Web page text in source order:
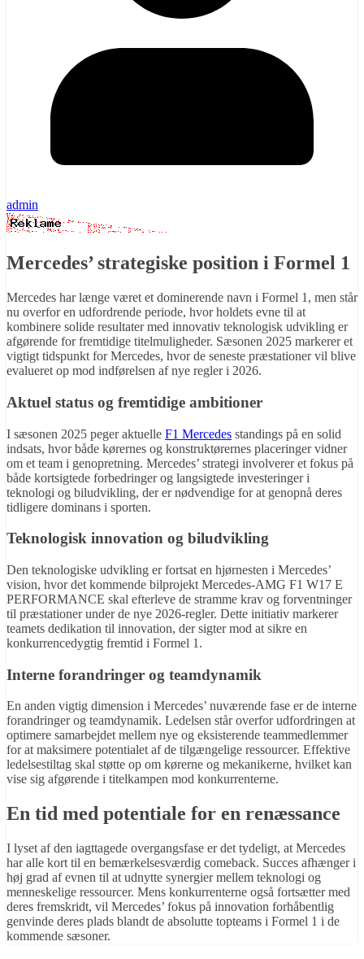
admin
Mercedes’ strategiske position i Formel 1
Mercedes har længe været et dominerende navn i Formel 1, men står
nu overfor en udfordrende periode, hvor holdets evne til at
kombinere solide resultater med innovativ teknologisk udvikling er
afgørende for fremtidige titelmuligheder. Sæsonen 2025 markerer et
vigtigt tidspunkt for Mercedes, hvor de seneste præstationer vil blive
evalueret op mod indførelsen af nye regler i 2026.
Aktuel status og fremtidige ambitioner
I sæsonen 2025 peger aktuelle F1 Mercedes standings på en solid
indsats, hvor både kørernes og konstruktørernes placeringer vidner
om et team i genopretning. Mercedes’ strategi involverer et fokus på
både kortsigtede forbedringer og langsigtede investeringer i
teknologi og biludvikling, der er nødvendige for at genopnå deres
tidligere dominans i sporten.
Teknologisk innovation og biludvikling
Den teknologiske udvikling er fortsat en hjørnesten i Mercedes’
vision, hvor det kommende bilprojekt Mercedes-AMG F1 W17 E
PERFORMANCE skal efterleve de stramme krav og forventninger
til præstationer under de nye 2026-regler. Dette initiativ markerer
teamets dedikation til innovation, der sigter mod at sikre en
konkurrencedygtig fremtid i Formel 1.
Interne forandringer og teamdynamik
En anden vigtig dimension i Mercedes’ nuværende fase er de interne
forandringer og teamdynamik. Ledelsen står overfor udfordringen at
optimere samarbejdet mellem nye og eksisterende teammedlemmer
for at maksimere potentialet af de tilgængelige ressourcer. Effektive
ledelsestiltag skal støtte op om kørerne og mekanikerne, hvilket kan
vise sig afgørende i titelkampen mod konkurrenterne.
En tid med potentiale for en renæssance
I lyset af den iagttagede overgangsfase er det tydeligt, at Mercedes
har alle kort til en bemærkelsesværdig comeback. Succes afhænger i
høj grad af evnen til at udnytte synergier mellem teknologi og
menneskelige ressourcer. Mens konkurrenterne også fortsætter med
deres fremskridt, vil Mercedes’ fokus på innovation forhåbentlig
genvinde deres plads blandt de absolutte topteams i Formel 1 i de
kommende sæsoner.